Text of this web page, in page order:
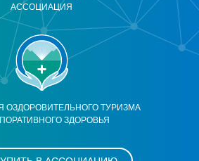
ОЗДОРОВИТЕЛЬНОГО ТУРИЗМА
ЗДОРОВЬЯ
АССОЦИАЦИЯ